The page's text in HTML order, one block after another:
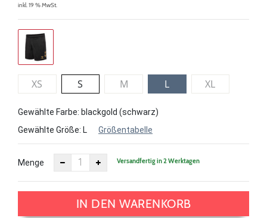
inkl. 19 % MwSt.
XS S M L XL
Gewählte Farbe: blackgold (schwarz)
Gewählte Größe: L Größentabelle
Menge Versandfertig in 2 Werktagen
IN DEN WARENKORB